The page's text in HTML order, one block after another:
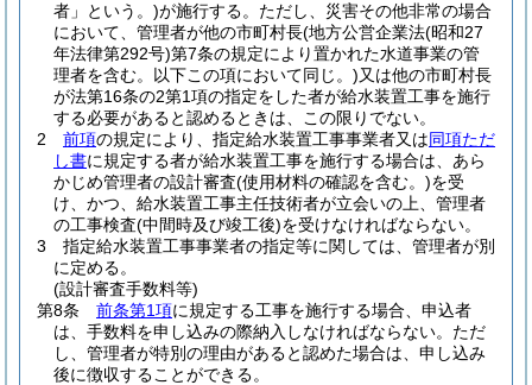
者」という。)が施行する。 ただし、災害その他非常の場合
において、管理者が他の市町村長(地方公営企業法(昭和27
年法律第292号)第7条の規定により置かれた水道事業の管
理者を含む。以下この項において同じ。)又は他の市町村長
が法第16条の2第1項の指定をした者が給水装置工事を施行
する必要があると認めるときは、この限りでない。
2
前項の規定により、指定給水装置工事事業者又は同項ただ
し書に規定する者が給水装置工事を施行する場合は、あら
かじめ管理者の設計審査(使用材料の確認を含む。)を受
け、かつ、給水装置工事主任技術者が立会いの上、管理者
の工事検査(中間時及び竣工後)を受けなければならない。
3
指定給水装置工事事業者の指定等に関しては、管理者が別
に定める。
(設計審査手数料等)
第8条
前条第1項に規定する工事を施行する場合、申込者
は、手数料を申し込みの際納入しなければならない。 ただ
し、管理者が特別の理由があると認めた場合は、申し込み
後に徴収することができる。